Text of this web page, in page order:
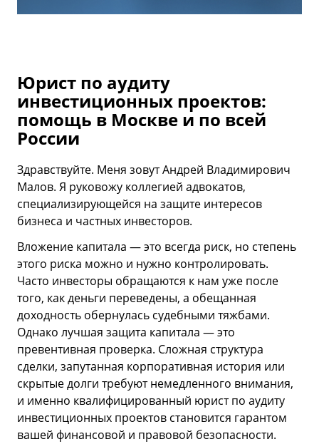
Юрист по аудиту
инвестиционных проектов:
помощь в Москве и по всей
России
Здравствуйте. Меня зовут Андрей Владимирович
Малов. Я руковожу коллегией адвокатов,
специализирующейся на защите интересов
бизнеса и частных инвесторов.
Вложение капитала — это всегда риск, но степень
этого риска можно и нужно контролировать.
Часто инвесторы обращаются к нам уже после
того, как деньги переведены, а обещанная
доходность обернулась судебными тяжбами.
Однако лучшая защита капитала — это
превентивная проверка. Сложная структура
сделки, запутанная корпоративная история или
скрытые долги требуют немедленного внимания,
и именно квалифицированный юрист по аудиту
инвестиционных проектов становится гарантом
вашей финансовой и правовой безопасности.